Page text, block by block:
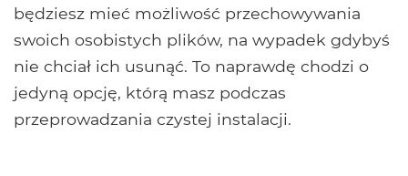
będziesz mieć możliwość przechowywania
swoich osobistych plików, na wypadek gdybyś
nie chciał ich usunąć. To naprawdę chodzi o
jedyną opcję, którą masz podczas
przeprowadzania czystej instalacji.